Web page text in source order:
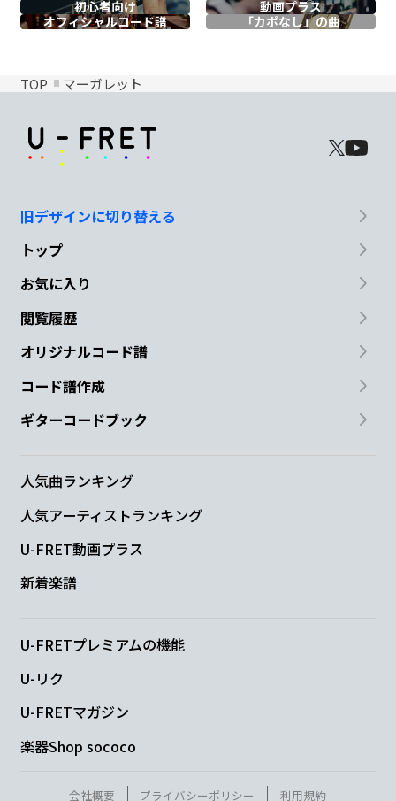
初心者向け
動画プラス
オフィシャルコード譜 「カポなし」の曲
TOP マーガレット
旧デザインに切り替える
トップ
お気に入り
閲覧履歴
オリジナルコード譜
コード譜作成
ギターコードブック
人気曲ランキング
人気アーティストランキング
U-FRET動画プラス
新着楽譜
U-FRETプレミアムの機能
U-リク
U-FRETマガジン
楽器Shop sococo
会社概要 プライバシーポリシー 利用規約